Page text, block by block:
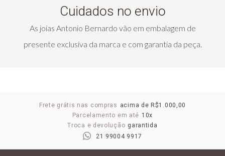
Cuidados no envio
As joias Antonio Bernardo vão em embalagem de
presente exclusiva da marca e com garantia da peça.
Frete grátis nas compras acima de R$1.000,00
Parcelamento em até 10x
Troca e devolução garantida
21 99004 9917